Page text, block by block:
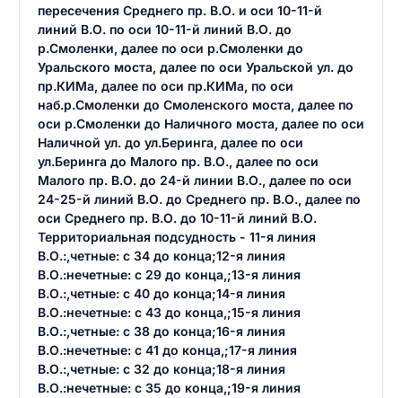
пересечения Среднего пр. В.О. и оси 10-11-й
линий В.О. по оси 10-11-й линий В.О. до
р.Смоленки, далее по оси р.Смоленки до
Уральского моста, далее по оси Уральской ул. до
пр.КИМа, далее по оси пр.КИМа, по оси
наб.р.Смоленки до Смоленского моста, далее по
оси р.Смоленки до Наличного моста, далее по оси
Наличной ул. до ул.Беринга, далее по оси
ул.Беринга до Малого пр. В.О., далее по оси
Малого пр. В.О. до 24-й линии В.О., далее по оси
24-25-й линий В.О. до Среднего пр. В.О., далее по
оси Среднего пр. В.О. до 10-11-й линий В.О.
Территориальная подсудность - 11-я линия
В.О.:,четные: с 34 до конца;12-я линия
В.О.:нечетные: с 29 до конца,;13-я линия
В.О.:,четные: с 40 до конца;14-я линия
В.О.:нечетные: с 43 до конца,;15-я линия
В.О.:,четные: с 38 до конца;16-я линия
В.О.:нечетные: с 41 до конца,;17-я линия
В.О.:,четные: с 32 до конца;18-я линия
В.О.:нечетные: с 35 до конца,;19-я линия